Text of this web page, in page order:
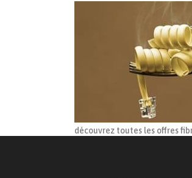
découvrez toutes les offres